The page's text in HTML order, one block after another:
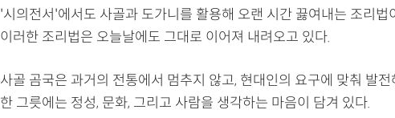
'시의전서'에서도 사골과 도가니를 활용해 오랜 시간 끓여내는 조리법
이러한 조리법은 오늘날에도 그대로 이어져 내려오고 있다.
사골 곰국은 과거의 전통에서 멈추지 않고, 현대인의 요구에 맞춰 발
한 그릇에는 정성, 문화, 그리고 사람을 생각하는 마음이 담겨 있다.